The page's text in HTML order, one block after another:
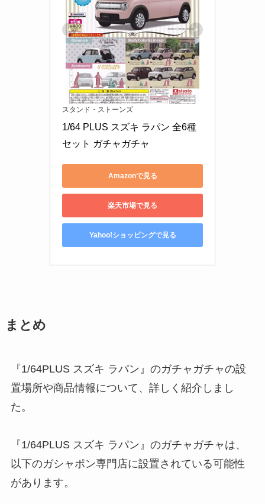
スタンド・ストーンズ
1/64 PLUS スズキ ラパン 全6種
セット ガチャガチャ
Amazonで見る
楽天市場で見る
Yahoo!ショッピングで見る
まとめ
『1/64PLUS スズキ ラパン』のガチャガチャの設
置場所や商品情報について、詳しく紹介しまし
た。
『1/64PLUS スズキ ラパン』のガチャガチャは、
以下のガシャポン専門店に設置されている可能性
があります。